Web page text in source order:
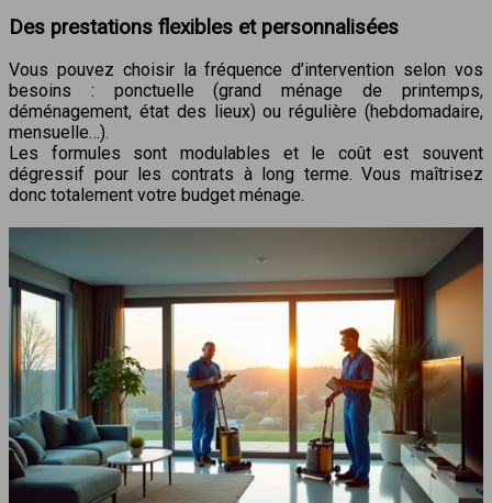
Des prestations flexibles et personnalisées
Vous pouvez choisir la fréquence d’intervention selon vos
besoins : ponctuelle (grand ménage de printemps,
déménagement, état des lieux) ou régulière (hebdomadaire,
mensuelle…).
Les formules sont modulables et le coût est souvent
dégressif pour les contrats à long terme. Vous maîtrisez
donc totalement votre budget ménage.